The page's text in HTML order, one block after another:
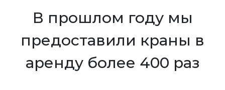
В прошлом году мы
предоставили краны в
аренду более 400 раз